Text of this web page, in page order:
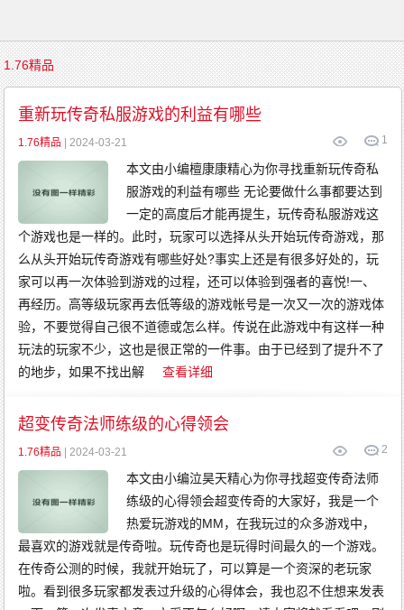
首
页
传
奇
游
戏
复
古
传
奇
新
开
传
奇
传
奇
发
布
精
品
传
奇
英
雄
传
奇
金
币
传
奇
中
变
传
奇
变
态
传
奇
网
通
传
奇
1.76精品
重新玩传奇私服游戏的利益有哪些
1
1.76精品 | 2024-03-21
本文由小编檀康康精心为你寻找重新玩传奇私
服游戏的利益有哪些 无论要做什么事都要达到
一定的高度后才能再提生，玩传奇私服游戏这
个游戏也是一样的。此时，玩家可以选择从头开始玩传奇游戏，那
么从头开始玩传奇游戏有哪些好处?事实上还是有很多好处的，玩
家可以再一次体验到游戏的过程，还可以体验到强者的喜悦!一、
再经历。高等级玩家再去低等级的游戏帐号是一次又一次的游戏体
验，不要觉得自己很不道德或怎么样。传说在此游戏中有这样一种
玩法的玩家不少，这也是很正常的一件事。由于已经到了提升不了
的地步，如果不找出解
查看详细
超变传奇法师练级的心得领会
2
1.76精品 | 2024-03-21
本文由小编泣昊天精心为你寻找超变传奇法师
练级的心得领会超变传奇的大家好，我是一个
热爱玩游戏的MM，在我玩过的众多游戏中，
最喜欢的游戏就是传奇啦。玩传奇也是玩得时间最久的一个游戏。
在传奇公测的时候，我就开始玩了，可以算是一个资深的老玩家
啦。看到很多玩家都发表过升级的心得体会，我也忍不住想来发表